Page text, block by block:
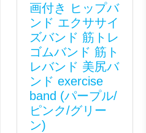
画付き ヒップバ
ンド エクササイ
ズバンド 筋トレ
ゴムバンド 筋ト
レバンド 美尻バ
ンド exercise
band (パープル/
ピンク/グリー
ン)